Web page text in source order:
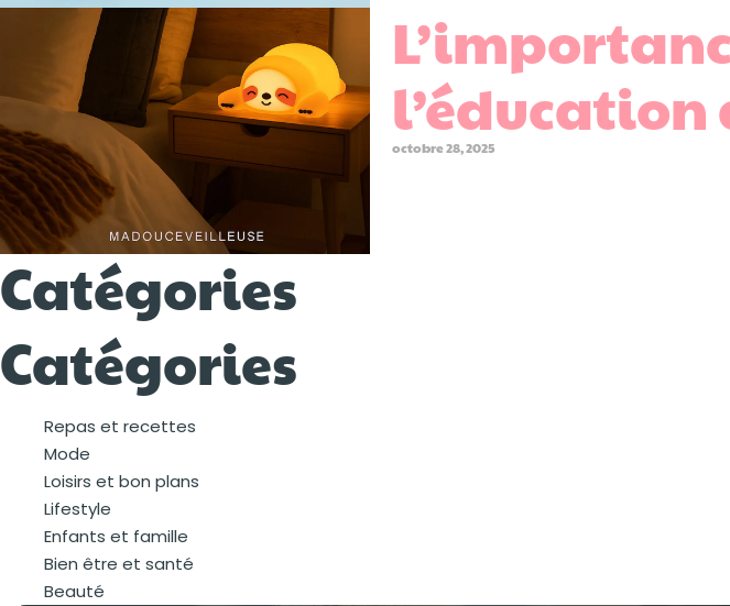
l’éducation
octobre 28, 2025
Catégories
Catégories
Repas et recettes
Mode
Loisirs et bon plans
Lifestyle
Enfants et famille
Bien être et santé
Beauté